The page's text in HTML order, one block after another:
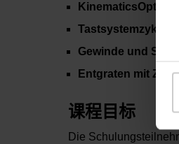
KinematicsOpt
Tastsystemzyklen
Gewinde und
Entgraten mit
课程目标
Die